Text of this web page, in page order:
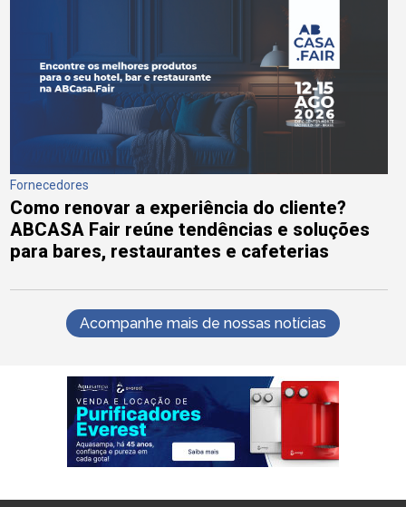
Fornecedores
Como renovar a experiência do cliente?
ABCASA Fair reúne tendências e soluções
para bares, restaurantes e cafeterias
Acompanhe mais de nossas notícias